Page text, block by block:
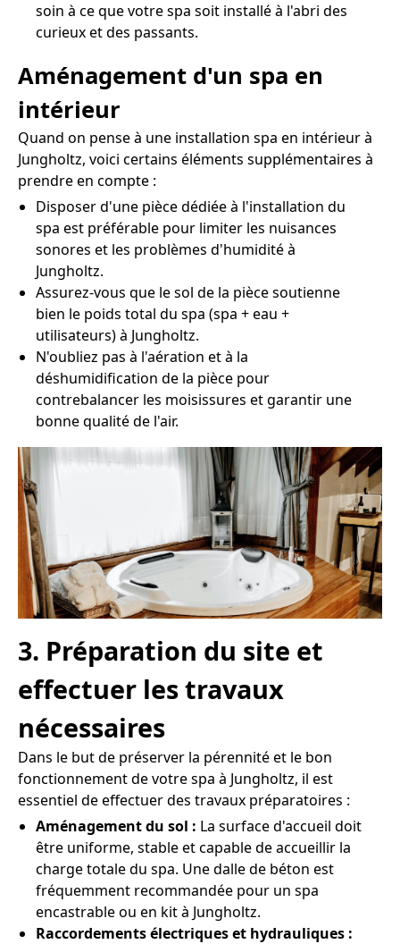
soin à ce que votre spa soit installé à l'abri des
curieux et des passants.
Aménagement d'un spa en
intérieur
Quand on pense à une installation spa en intérieur à
Jungholtz, voici certains éléments supplémentaires à
prendre en compte :
Disposer d'une pièce dédiée à l'installation du
spa est préférable pour limiter les nuisances
sonores et les problèmes d'humidité à
Jungholtz.
Assurez-vous que le sol de la pièce soutienne
bien le poids total du spa (spa + eau +
utilisateurs) à Jungholtz.
N'oubliez pas à l'aération et à la
déshumidification de la pièce pour
contrebalancer les moisissures et garantir une
bonne qualité de l'air.
3. Préparation du site et
effectuer les travaux
nécessaires
Dans le but de préserver la pérennité et le bon
fonctionnement de votre spa à Jungholtz, il est
essentiel de effectuer des travaux préparatoires :
Aménagement du sol : La surface d'accueil doit
être uniforme, stable et capable de accueillir la
charge totale du spa. Une dalle de béton est
fréquemment recommandée pour un spa
encastrable ou en kit à Jungholtz.
Raccordements électriques et hydrauliques :